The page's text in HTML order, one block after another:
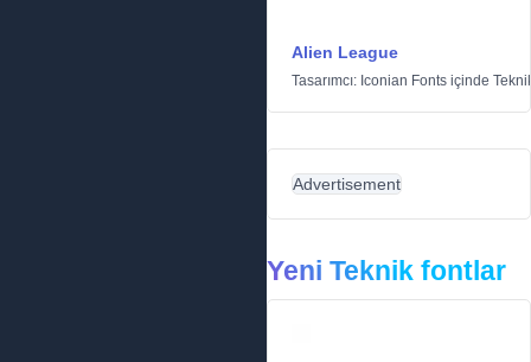
Alien League
Tasarımcı: Iconian Fonts içinde
Advertisement
Yeni Teknik fontlar